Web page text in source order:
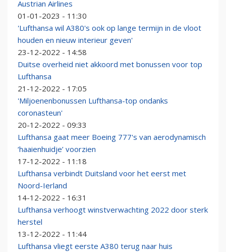
Austrian Airlines
01-01-2023 - 11:30
'Lufthansa wil A380's ook op lange termijn in de vloot
houden en nieuw interieur geven'
23-12-2022 - 14:58
Duitse overheid niet akkoord met bonussen voor top
Lufthansa
21-12-2022 - 17:05
'Miljoenenbonussen Lufthansa-top ondanks
coronasteun'
20-12-2022 - 09:33
Lufthansa gaat meer Boeing 777's van aerodynamisch
‘haaienhuidje’ voorzien
17-12-2022 - 11:18
Lufthansa verbindt Duitsland voor het eerst met
Noord-Ierland
14-12-2022 - 16:31
Lufthansa verhoogt winstverwachting 2022 door sterk
herstel
13-12-2022 - 11:44
Lufthansa vliegt eerste A380 terug naar huis